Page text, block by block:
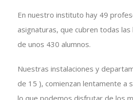
En nuestro instituto hay 49
asignaturas, que cubren todas
de unos 430 alumnos.
Nuestras instalaciones y
de 15 ), comienzan lentamente a